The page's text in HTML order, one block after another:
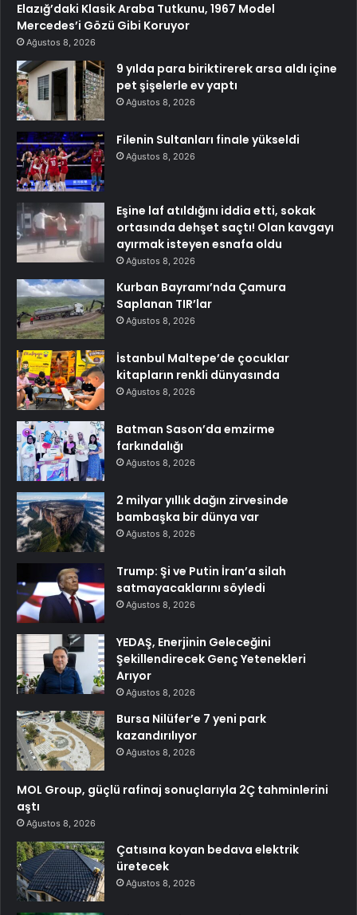
Elazığ’daki Klasik Araba Tutkunu, 1967 Model
Mercedes’i Gözü Gibi Koruyor
Ağustos 8, 2026
9 yılda para biriktirerek arsa aldı içine
pet şişelerle ev yaptı
Ağustos 8, 2026
Filenin Sultanları finale yükseldi
Ağustos 8, 2026
Eşine laf atıldığını iddia etti, sokak
ortasında dehşet saçtı! Olan kavgayı
ayırmak isteyen esnafa oldu
Ağustos 8, 2026
Kurban Bayramı’nda Çamura
Saplanan TIR’lar
Ağustos 8, 2026
İstanbul Maltepe’de çocuklar
kitapların renkli dünyasında
Ağustos 8, 2026
Batman Sason’da emzirme
farkındalığı
Ağustos 8, 2026
2 milyar yıllık dağın zirvesinde
bambaşka bir dünya var
Ağustos 8, 2026
Trump: Şi ve Putin İran’a silah
satmayacaklarını söyledi
Ağustos 8, 2026
YEDAŞ, Enerjinin Geleceğini
Şekillendirecek Genç Yetenekleri
Arıyor
Ağustos 8, 2026
Bursa Nilüfer’e 7 yeni park
kazandırılıyor
Ağustos 8, 2026
MOL Group, güçlü rafinaj sonuçlarıyla 2Ç tahminlerini
aştı
Ağustos 8, 2026
Çatısına koyan bedava elektrik
üretecek
Ağustos 8, 2026